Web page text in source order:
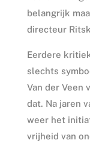
belangrijk
directeur
Eerdere
slechts
Van der Veen
dat. Na jaren
weer het
vrijheid van